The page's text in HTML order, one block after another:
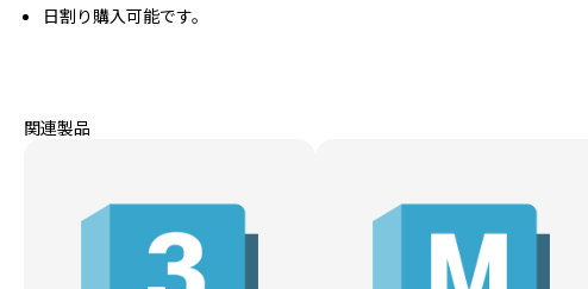
日割り購入可能です。
関連製品